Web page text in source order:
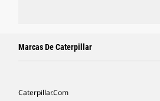
Marcas De Caterpillar
Caterpillar.com